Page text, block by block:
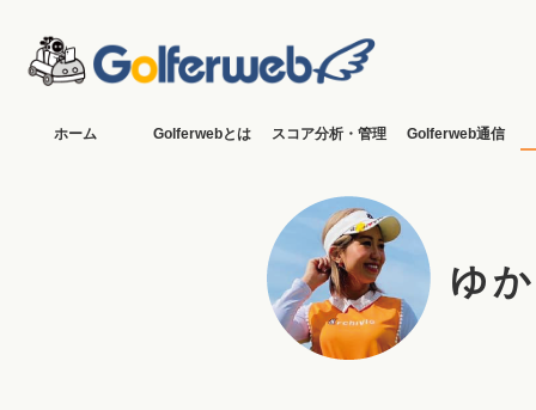
ホーム Golferwebとは スコア分析・管理 Golferweb通信
ゆ